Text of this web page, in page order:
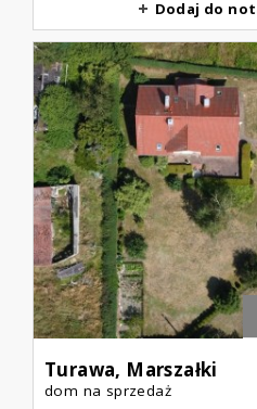
Dodaj do
Turawa, Marszałki
dom na sprzedaż